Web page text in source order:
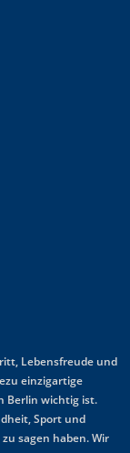
Lebensfreude und
einzigartige
Berlin wichtig ist.
Sport und
sagen haben. Wir